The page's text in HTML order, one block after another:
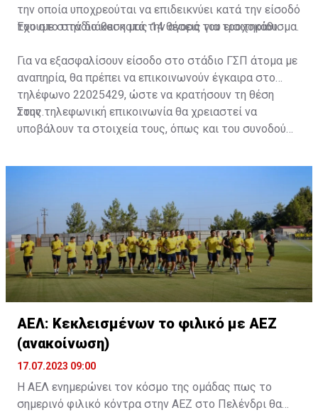
την οποία υποχρεούται να επιδεικνύει κατά την είσοδό
του στο στάδιο και κατά την αγορά του εισιτηρίου.
Έχουμε στην διάθεση μας 14 θέσεις για τροχοκάθισμα.
Για να εξασφαλίσουν είσοδο στο στάδιο ΓΣΠ άτομα με
αναπηρία, θα πρέπει να επικοινωνούν έγκαιρα στο
τηλέφωνο 22025429, ώστε να κρατήσουν τη θέση
τους.
Στην τηλεφωνική επικοινωνία θα χρειαστεί να
υποβάλουν τα στοιχεία τους, όπως και του συνοδού
ΑΕΛ: Κεκλεισμένων το φιλικό με ΑΕΖ
(ανακοίνωση)
17.07.2023 09:00
Η ΑΕΛ ενημερώνει τον κόσμο της ομάδας πως το
σημερινό φιλικό κόντρα στην ΑΕΖ στο Πελένδρι θα